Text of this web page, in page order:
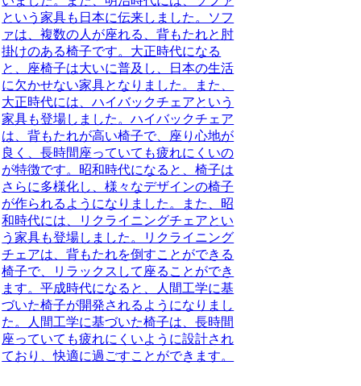
という家具も日本に伝来しました。ソフ
ァは、複数の人が座れる、背もたれと肘
掛けのある椅子です。大正時代になる
と、座椅子は大いに普及し、日本の生活
に欠かせない家具となりました。また、
大正時代には、ハイバックチェアという
家具も登場しました。ハイバックチェア
は、背もたれが高い椅子で、座り心地が
良く、長時間座っていても疲れにくいの
が特徴です。昭和時代になると、椅子は
さらに多様化し、様々なデザインの椅子
が作られるようになりました。また、昭
和時代には、リクライニングチェアとい
う家具も登場しました。リクライニング
チェアは、背もたれを倒すことができる
椅子で、リラックスして座ることができ
ます。平成時代になると、人間工学に基
づいた椅子が開発されるようになりまし
た。人間工学に基づいた椅子は、長時間
座っていても疲れにくいように設計され
ており、快適に過ごすことができます。